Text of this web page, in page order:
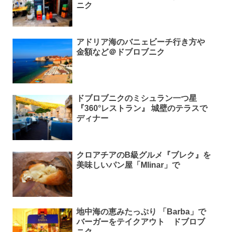
ニク
アドリア海のバニェビーチ行き方や
金額など＠ドブロブニク
ドブロブニクのミシュラン一つ星
『360°レストラン』 城壁のテラスで
ディナー
クロアチアのB級グルメ『ブレク』を
美味しいパン屋「Mlinar」で
地中海の恵みたっぷり 「Barba」で
バーガーをテイクアウト ドブロブ